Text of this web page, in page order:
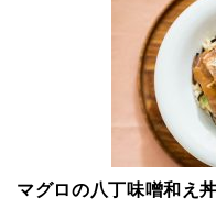
マグロの八丁味噌和え丼